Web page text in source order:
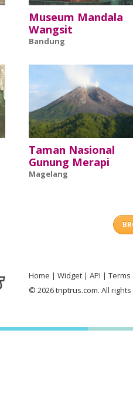
Museum Mandala
Wangsit
Bandung
Taman Nasional
Gunung Merapi
Magelang
Home Widget API
Terms
© 2026 triptrus.com. All